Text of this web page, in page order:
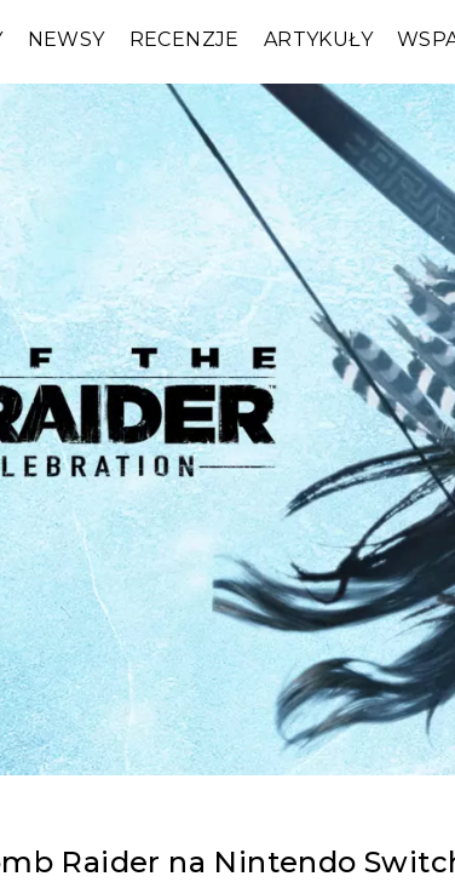
NEWSY RECENZJE ARTYKUŁY
Raider na Nintendo